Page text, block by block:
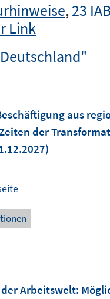
,23
Link
aus
der
Arbeitswelt: